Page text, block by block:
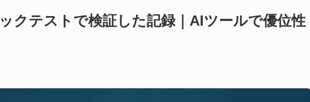
クテストで検証した記録｜AIツールで優位性